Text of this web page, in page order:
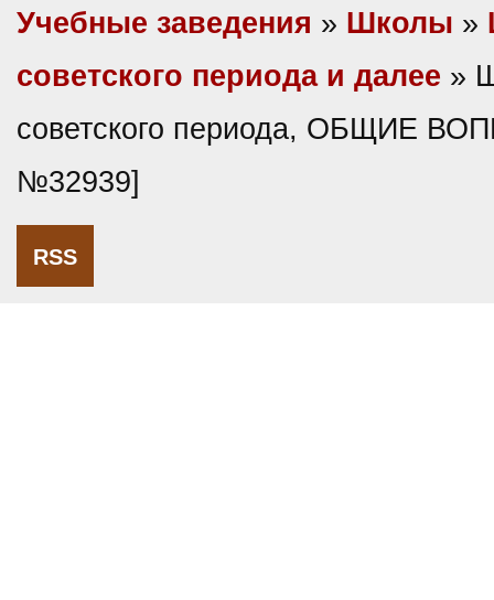
Учебные заведения » Школы »
советского периода и далее »
советского периода, ОБЩИЕ
№32939]
RSS